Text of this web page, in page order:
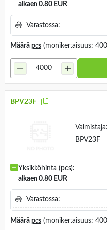
alkaen 0.80 EUR
Varastossa:
Määrä pcs(monikertaisuus:
BPV23F
Valmistaja:
BPV23F
Yksikköhinta (pcs):
alkaen 0.80 EUR
Varastossa:
Määrä pcs(monikertaisuus: